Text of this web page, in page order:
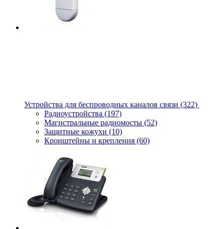
Устройства для беспроводных каналов связи (322)
Радиоустройства (197)
Магистральные радиомосты (52)
Защитные кожухи (10)
Кронштейны и крепления (60)